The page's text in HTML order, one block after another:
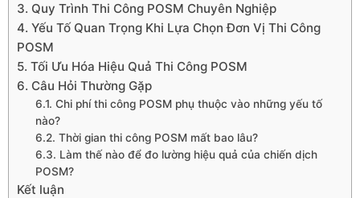
3. Quy Trình Thi Công POSM Chuyên Nghiệp
4. Yếu Tố Quan Trọng Khi Lựa Chọn Đơn Vị Thi Công
POSM
5. Tối Ưu Hóa Hiệu Quả Thi Công POSM
6. Câu Hỏi Thường Gặp
6.1. Chi phí thi công POSM phụ thuộc vào những yếu tố
nào?
6.2. Thời gian thi công POSM mất bao lâu?
6.3. Làm thế nào để đo lường hiệu quả của chiến dịch
POSM?
Kết luận